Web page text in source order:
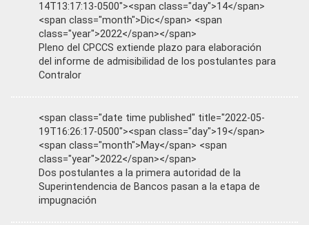
14T13:17:13-0500"><span class="day">14</span>
<span class="month">Dic</span> <span
class="year">2022</span></span>
Pleno del CPCCS extiende plazo para elaboración
del informe de admisibilidad de los postulantes para
Contralor
<span class="date time published" title="2022-05-
19T16:26:17-0500"><span class="day">19</span>
<span class="month">May</span> <span
class="year">2022</span></span>
Dos postulantes a la primera autoridad de la
Superintendencia de Bancos pasan a la etapa de
impugnación